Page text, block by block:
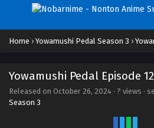
Home › Yowamushi Pedal Season 3 ›
Yowamushi Pedal Episode 12
Released on October 26, 2024 · ? views ·
Season 3